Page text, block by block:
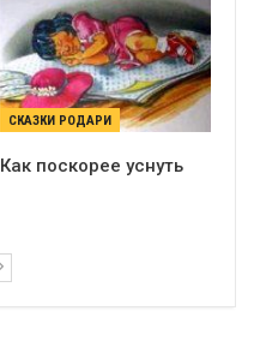
СКАЗКИ РОДАРИ
Как поскорее уснуть